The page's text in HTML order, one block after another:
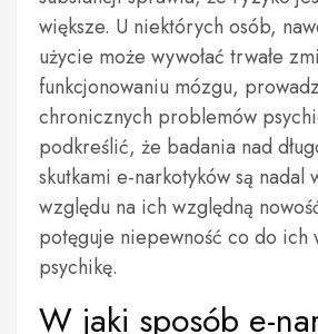
większe. U niektórych osób,
użycie może wywołać trwałe
funkcjonowaniu mózgu,
chronicznych problemów
podkreślić, że badania nad
skutkami e-narkotyków są nadal
względu na ich względną
potęguje niepewność co do ich
psychikę.
W jaki sposób e-